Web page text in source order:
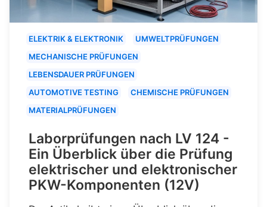
ELEKTRIK & ELEKTRONIK
UMWELTPRÜFUNGEN
MECHANISCHE PRÜFUNGEN
LEBENSDAUER PRÜFUNGEN
AUTOMOTIVE TESTING
CHEMISCHE PRÜFUNGEN
MATERIALPRÜFUNGEN
Laborprüfungen nach LV 124 -
Ein Überblick über die Prüfung
elektrischer und elektronischer
PKW-Komponenten (12V)